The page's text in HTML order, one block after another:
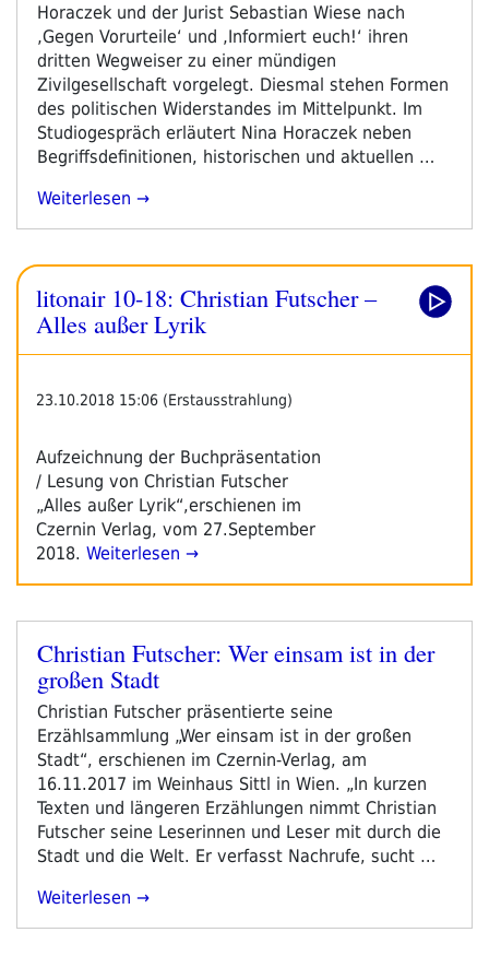
Horaczek und der Jurist Sebastian Wiese nach
‚Gegen Vorurteile‘ und ‚Informiert euch!‘ ihren
dritten Wegweiser zu einer mündigen
Zivilgesellschaft vorgelegt. Diesmal stehen Formen
des politischen Widerstandes im Mittelpunkt. Im
Studiogespräch erläutert Nina Horaczek neben
Begriffsdefinitionen, historischen und aktuellen …
„Nina
Wiese:
Wehrt
Euch!
Du
Dich
Einer
Demokratie
Engagieren
Und
Die
Welt
Weiterlesen
litonair 10-18: Christian Futscher –
Alles außer Lyrik
23.10.2018 15:06 (Erstausstrahlung)
Aufzeichnung der Buchpräsentation
/ Lesung von Christian Futscher
„Alles außer Lyrik“,erschienen im
Czernin Verlag, vom 27.September
2018. Weiterlesen →
Veröffentlicht
am
Christian Futscher: Wer einsam ist in der
großen Stadt
Christian Futscher präsentierte seine
Erzählsammlung „Wer einsam ist in der großen
Stadt“, erschienen im Czernin-Verlag, am
16.11.2017 im Weinhaus Sittl in Wien. „In kurzen
Texten und längeren Erzählungen nimmt Christian
Futscher seine Leserinnen und Leser mit durch die
Stadt und die Welt. Er verfasst Nachrufe, sucht …
„Christian
Weiterlesen